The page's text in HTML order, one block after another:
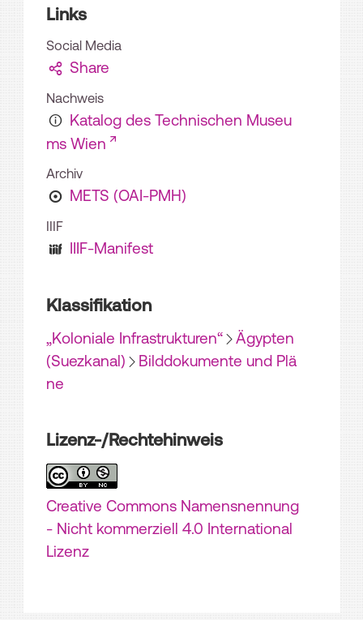
Links
Social Media
Share
Nachweis
Katalog des Technischen Museu
ms Wien
Archiv
METS (OAI-PMH)
IIIF
IIIF-Manifest
Klassifikation
„Koloniale Infrastrukturen“
Ägypten
(Suezkanal)
Bilddokumente und Plä
ne
Lizenz-/Rechtehinweis
Creative Commons Namensnennung
- Nicht kommerziell 4.0 International
Lizenz